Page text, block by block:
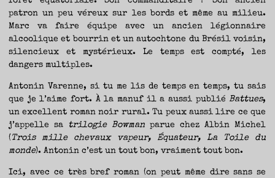
patron un peu véreux sur les bords et même au milieu.
Marc va faire équipe avec un ancien légionnaire
alcoolique et bourrin et un autochtone du Brésil voisin,
silencieux et mystérieux. Le temps est compté, les
dangers multiples.
Antonin Varenne, si tu me lis de temps en temps, tu sais
que je l’aime fort. À la manuf il a aussi publié Battues,
un excellent roman noir rural. Tu peux aussi lire ce que
j’appelle sa trilogie Bowmanparue chez Albin Michel
( Trois mille chevaux vapeur, Équateur, La Toile du
monde). Antonin c’est un tout bon, vraiment tout bon.
Ici, avec ce très bref roman (on peut même dire sans se